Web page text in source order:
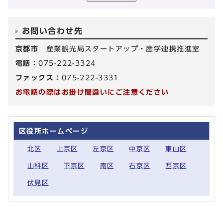
お問い合わせ先
京都市 産業観光局スタートアップ・産学連携推進室
電話：075-222-3324
ファックス： 075-222-3331
お電話の際はお掛け間違いにご注意ください
区役所ホームページ
北区 上京区 左京区 中京区 東山区
山科区 下京区 南区 右京区 西京区
伏見区